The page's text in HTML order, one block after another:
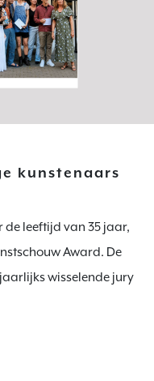
kunstenaars
de leeftijd van 35 jaar,
Award. De
wisselende jury